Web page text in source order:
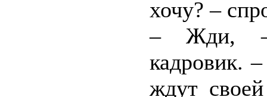
хочу? –
– Жди, –
кадровик.
ждут